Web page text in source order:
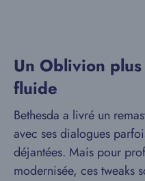
Un Oblivion
fluide
Bethesda a livré un
avec ses dialogues
déjantées. Mais pour
modernisée, ces tweaks